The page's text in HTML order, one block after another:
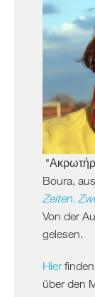
Herzegowina
Serbien
Griechenland
Türkei
Zypern
Griechenland
Zypern
Levante
Boura,
Zeiten.
Von der
gelesen.
Hier
über den